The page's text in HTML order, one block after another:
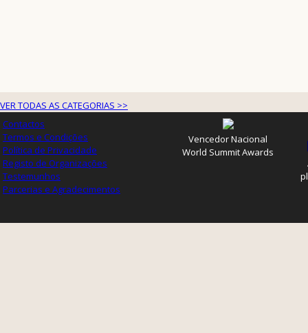
VER TODAS AS CATEGORIAS >>
Contactos
Termos e Condições
Política de Privacidade
Registo de Organizações
Testemunhos
Parcerias e Agradecimentos
Vencedor Nacional
World Summit Awards